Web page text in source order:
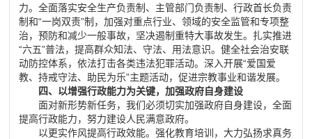
力。全面落实安全生产负责制、主管部门负责制、行政首长负责
制和“一岗双责”制，加强对重点行业、领域的安全监管和专项整
治，预防和减少一般事故，坚决遏制重特大事故发生。扎实推进
“六五”普法，提高群众知法、守法、用法意识。健全社会治安联
动防控体系，依法打击各类违法犯罪活动。深入开展“爱国爱
教、持戒守法、助民为乐”主题活动，促进宗教事业和谐发展。
四、以增强行政能力为关键，加强政府自身建设
面对新形势新任务，我们必须切实加强政府自身建设，全面
提高行政能力，努力建设人民满意政府。
以更实作风提高行政效能。强化教育培训，大力弘扬求真务